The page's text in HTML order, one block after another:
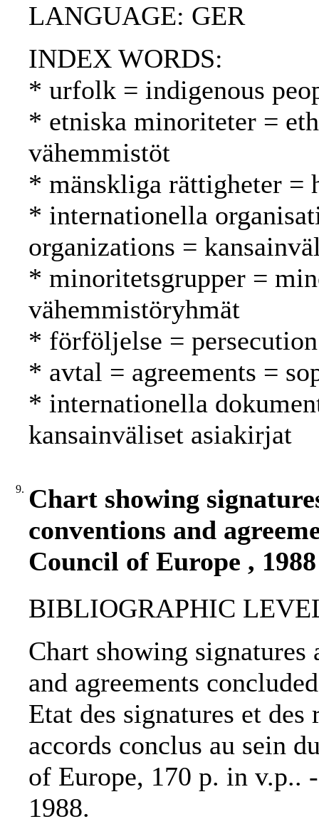
LANGUAGE: GER
INDEX WORDS:
* urfolk = indigenous
* etniska minoriteter =
vähemmistöt
* mänskliga rättigheter =
* internationella
organizations =
* minoritetsgrupper =
vähemmistöryhmät
* förföljelse =
* avtal = agreements =
* internationella
kansainväliset asiakirjat
9. Chart showing
conventions and
Council of Europe , 1988
BIBLIOGRAPHIC
Chart showing
and agreements
Etat des signatures et
accords conclus au sein
of Europe, 170 p. in v.p..
1988.